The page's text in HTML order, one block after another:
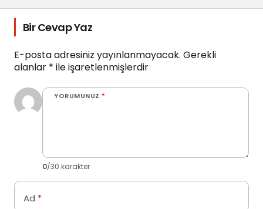
Bir Cevap Yaz
E-posta adresiniz yayınlanmayacak. Gerekli
alanlar * ile işaretlenmişlerdir
YORUMUNUZ *
0/30 karakter
Ad *